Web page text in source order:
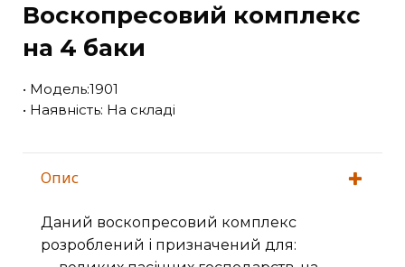
Воскопресовий комплекс
на 4 баки
• Модель:1901
• Наявність: На складі
Опис
Даний воскопресовий комплекс
розроблений і призначений для: